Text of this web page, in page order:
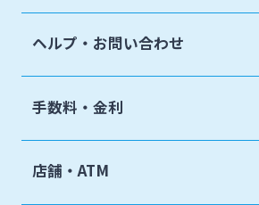
ヘルプ・お問い合わせ
手数料・金利
店舗・ATM